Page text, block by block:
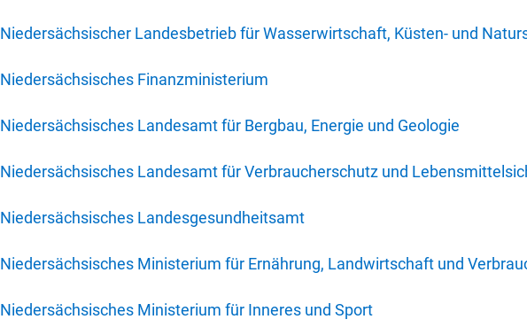
Niedersächsischer Landesbetrieb für Wasserwirtschaft, Küsten- und
Niedersächsisches Finanzministerium
Niedersächsisches Landesamt für Bergbau, Energie und Geologie
Niedersächsisches Landesamt für Verbraucherschutz und
Niedersächsisches Landesgesundheitsamt
Niedersächsisches Ministerium für Ernährung, Landwirtschaft und
Niedersächsisches Ministerium für Inneres und Sport